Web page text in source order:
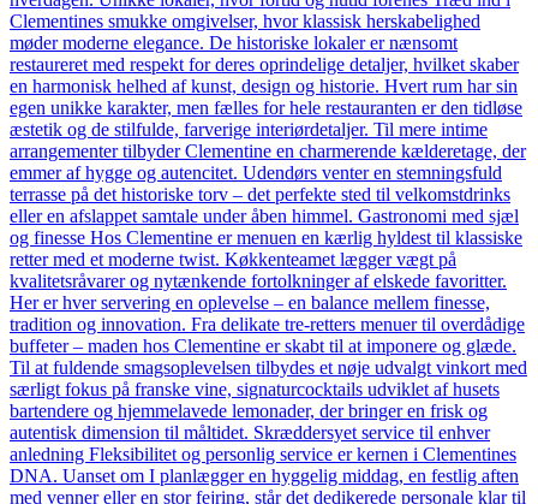
Clementines smukke omgivelser, hvor klassisk herskabelighed
møder moderne elegance. De historiske lokaler er nænsomt
restaureret med respekt for deres oprindelige detaljer, hvilket skaber
en harmonisk helhed af kunst, design og historie. Hvert rum har sin
egen unikke karakter, men fælles for hele restauranten er den tidløse
æstetik og de stilfulde, farverige interiørdetaljer. Til mere intime
arrangementer tilbyder Clementine en charmerende kælderetage, der
emmer af hygge og autencitet. Udendørs venter en stemningsfuld
terrasse på det historiske torv – det perfekte sted til velkomstdrinks
eller en afslappet samtale under åben himmel. Gastronomi med sjæl
og finesse Hos Clementine er menuen en kærlig hyldest til klassiske
retter med et moderne twist. Køkkenteamet lægger vægt på
kvalitetsråvarer og nytænkende fortolkninger af elskede favoritter.
Her er hver servering en oplevelse – en balance mellem finesse,
tradition og innovation. Fra delikate tre-retters menuer til overdådige
buffeter – maden hos Clementine er skabt til at imponere og glæde.
Til at fuldende smagsoplevelsen tilbydes et nøje udvalgt vinkort med
særligt fokus på franske vine, signaturcocktails udviklet af husets
bartendere og hjemmelavede lemonader, der bringer en frisk og
autentisk dimension til måltidet. Skræddersyet service til enhver
anledning Fleksibilitet og personlig service er kernen i Clementines
DNA. Uanset om I planlægger en hyggelig middag, en festlig aften
med venner eller en stor fejring, står det dedikerede personale klar til